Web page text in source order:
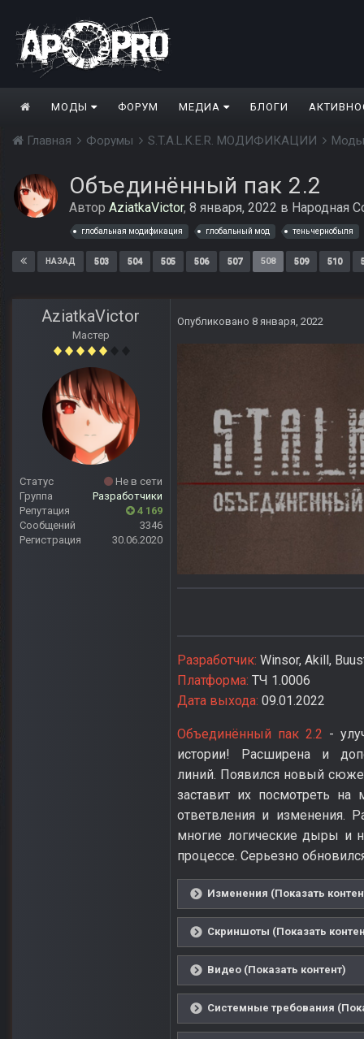
МОДЫ ФОРУМ МЕДИА БЛОГИ
Главная Форумы S.T.A.L.K.E.R. МОДИФИКАЦИИ
Объединённый пак 2.2
Автор AziatkaVictor, 8 января, 2022 в Народная
глобальная модификация глобальный мод тень чернобыля
НАЗАД 503 504 505 506 507 508 509 510
AziatkaVictor
Мастер
Статус
Не в сети
Группа
Разработчики
Репутация
4 169
Сообщений
3346
Регистрация
30.06.2020
Опубликовано 8 января, 2022
Разработчик: Winsor, Akill,
Платформа: ТЧ 1.0006
Дата выхода: 09.01.2022
Объединённый пак 2.2 -
истории! Расширена и
линий. Появился новый
заставит их посмотреть
ответвления и изменения.
многие логические дыры и
процессе. Серьезно
Изменения (Показать
Скриншоты (Показать
Видео (Показать контент)
Системные требования